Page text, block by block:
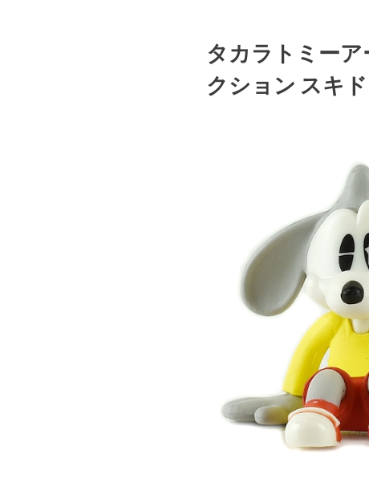
タカラトミー
クション スキ